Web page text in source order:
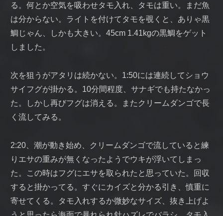
る。何とか空気を吸わせタモ入れ、タモは重い。まだ魚
は分からない。ライトを付けてタモを覗くと、ありゃ黒
鯛じゃん、しかも大きい。45cm 1.41kgの黒鯛をゲット
しました。
次を狙うがアタリは続かない。1:50には連続してショウ
サイフグが掛かる。10分間程度、サナギでも持たなかっ
た。しかし再びフグは消える。またクリームダンゴで長
く流してみる。
2:20、潮が動き始め、クリームダンゴで流していると練
りエサの重みが無くなったようでウキが浮いてしまっ
た。この時はフグにエサを取られたと思っていた。回収
すると掛かってる。すぐにカイズと分かる引き、慎重に
寄せてくる。タモ入れするか微妙なサイズ、抜き上げよ